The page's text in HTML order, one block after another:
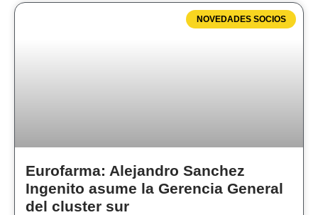
NOVEDADES SOCIOS
Eurofarma: Alejandro Sanchez
Ingenito asume la Gerencia General
del cluster sur